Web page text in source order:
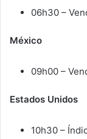
06h30 –
México
09h00 –
Estados Unidos
10h30 –